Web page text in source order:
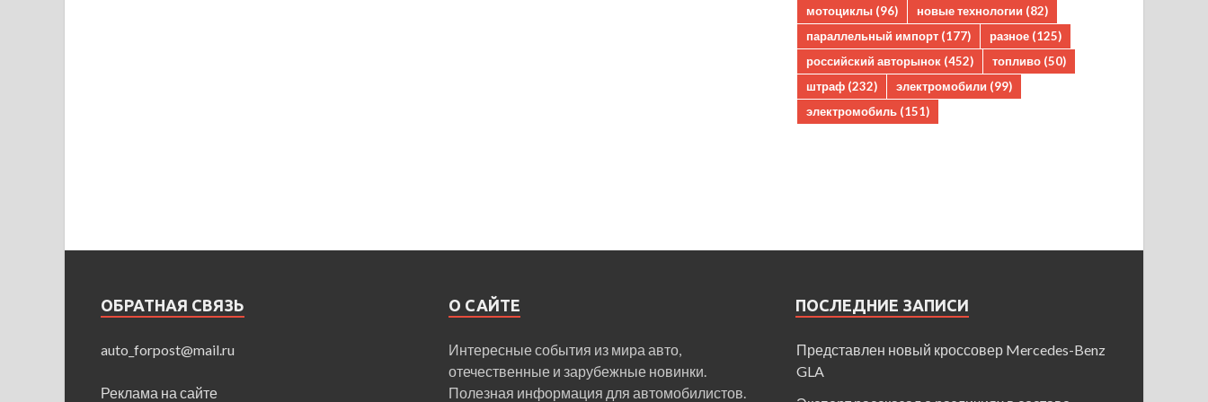
мотоциклы (96) новые технологии (82)
параллельный импорт (177) разное (125)
российский авторынок (452) топливо (50)
штраф (232) электромобили (99)
электромобиль (151)
ОБРАТНАЯ СВЯЗЬ
auto_forpost@mail.ru
Реклама на сайте
О САЙТЕ
Интересные события из мира авто,
отечественные и зарубежные новинки.
Полезная информация для автомобилистов.
ПОСЛЕДНИЕ ЗАПИСИ
Представлен новый кроссовер Mercedes-Benz
GLA